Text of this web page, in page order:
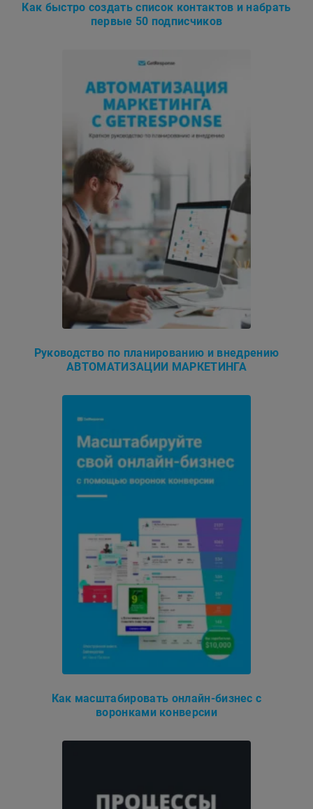
Как быстро создать список контактов и набрать
первые 50 подписчиков
Руководство по планированию и внедрению
АВТОМАТИЗАЦИИ МАРКЕТИНГА
Как масштабировать онлайн-бизнес с
воронками конверсии